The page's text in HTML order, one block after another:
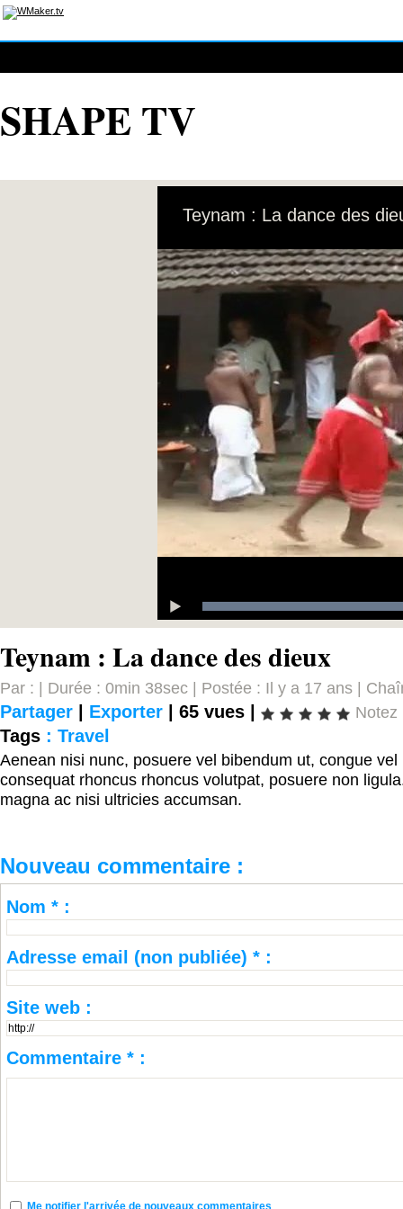
SHAPE TV
Teynam : La dance des dieux
Par : | Durée : 0min 38sec | Postée : Il y a 17 ans |
Partager Exporter |65 vues | Notez
Tags :Travel
Aenean nisi nunc, posuere vel bibendum ut, congue
consequat rhoncus rhoncus volutpat, posuere non
magna ac nisi ultricies accumsan.
Nouveau commentaire :
Nom * :
Adresse email (non publiée) * :
Site web :
Commentaire * :
Me notifier l'arrivée de nouveaux commentaires